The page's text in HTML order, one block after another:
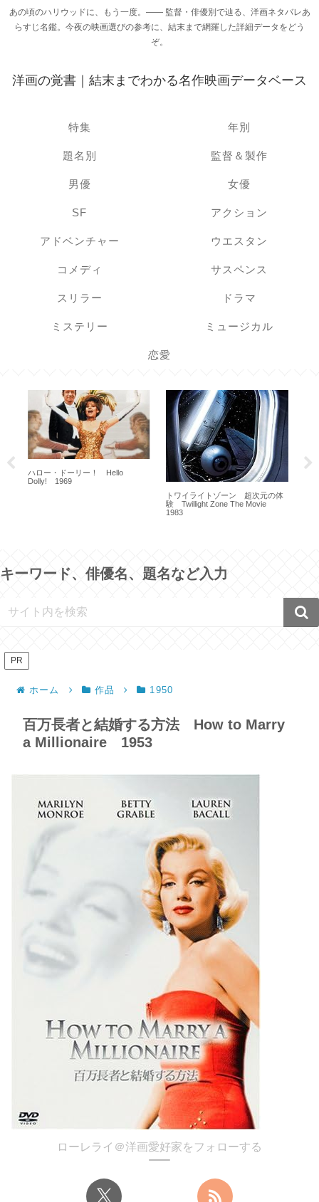
あの頃のハリウッドに、もう一度。―― 監督・俳優別で辿る、洋画ネタバレあ
らすじ名鑑。今夜の映画選びの参考に、結末まで網羅した詳細データをどう
ぞ。
洋画の覚書｜結末までわかる名作映画データベース
特集 年別
題名別 監督＆製作
男優 女優
SF アクション
アドベンチャー ウエスタン
コメディ サスペンス
スリラー ドラマ
ミステリー ミュージカル
恋愛
ハロー・ドーリー！ Hello
Dolly! 1969
トワイライトゾーン 超次元の体
験 Twillight Zone The Movie
1983
キーワード、俳優名、題名など入力
PR
ホーム 作品 1950
百万長者と結婚する方法 How to Marry
a Millionaire 1953
ローレライ＠洋画愛好家をフォローする